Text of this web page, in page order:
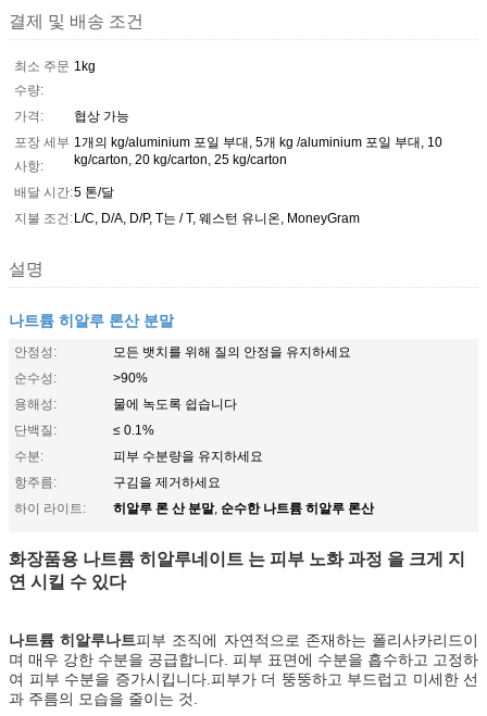
결제 및 배송 조건
최소 주문
수량:
1kg
가격:
협상 가능
포장 세부
사항:
1개의 kg/aluminium 포일 부대, 5개 kg /aluminium 포일 부대, 10
kg/carton, 20 kg/carton, 25 kg/carton
배달 시간:5 톤/달
지불 조건:L/C, D/A, D/P, T는 / T, 웨스턴 유니온, MoneyGram
설명
나트륨 히알루 론산 분말
안정성:
모든 뱃치를 위해 질의 안정을 유지하세요
순수성:
>90%
용해성:
물에 녹도록 쉽습니다
단백질:
≤ 0.1%
수분:
피부 수분량을 유지하세요
항주름:
구김을 제거하세요
하이 라이트:
히알루 론 산 분말, 순수한 나트륨 히알루 론산
화장품용 나트륨 히알루네이트 는 피부 노화 과정 을 크게 지
연 시킬 수 있다
나트륨 히알루나트피부 조직에 자연적으로 존재하는 폴리사카리드이
며 매우 강한 수분을 공급합니다. 피부 표면에 수분을 흡수하고 고정하
여 피부 수분을 증가시킵니다.피부가 더 뚱뚱하고 부드럽고 미세한 선
과 주름의 모습을 줄이는 것.